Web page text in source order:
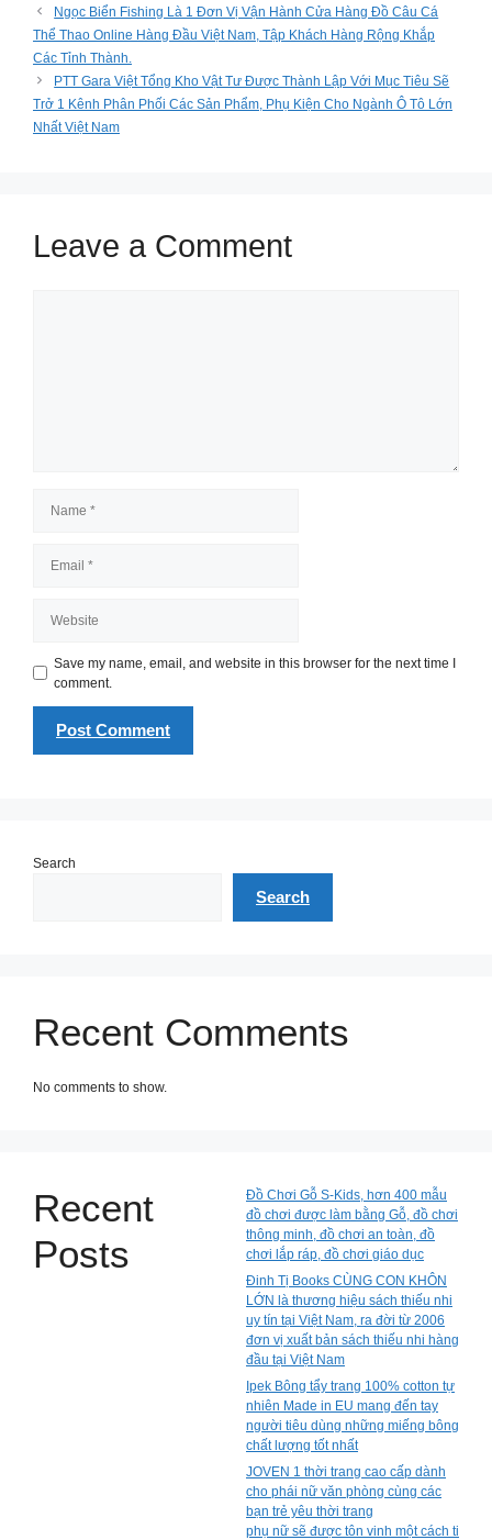
Ngọc Biển Fishing Là 1 Đơn Vị Vận Hành Cửa Hàng Đồ Câu Cá
Thể Thao Online Hàng Đầu Việt Nam, Tập Khách Hàng Rộng Khắp
Các Tỉnh Thành.
PTT Gara Việt Tổng Kho Vật Tư Được Thành Lập Với Mục Tiêu Sẽ
Trở 1 Kênh Phân Phối Các Sản Phẩm, Phụ Kiện Cho Ngành Ô Tô Lớn
Nhất Việt Nam
Leave a Comment
Save my name, email, and website in this browser for the next time I
comment.
Search
Search
Recent Comments
No comments to show.
Recent
Posts
Đồ Chơi Gỗ S-Kids, hơn 400 mẫu
đồ chơi được làm bằng Gỗ, đồ chơi
thông minh, đồ chơi an toàn, đồ
chơi lắp ráp, đồ chơi giáo dục
Đinh Tị Books CÙNG CON KHÔN
LỚN là thương hiệu sách thiếu nhi
uy tín tại Việt Nam, ra đời từ 2006
đơn vị xuất bản sách thiếu nhi hàng
đầu tại Việt Nam
Ipek Bông tẩy trang 100% cotton tự
nhiên Made in EU mang đến tay
người tiêu dùng những miếng bông
chất lượng tốt nhất
JOVEN 1 thời trang cao cấp dành
cho phái nữ văn phòng cùng các
bạn trẻ yêu thời trang
phụ nữ sẽ được tôn vinh một cách ti